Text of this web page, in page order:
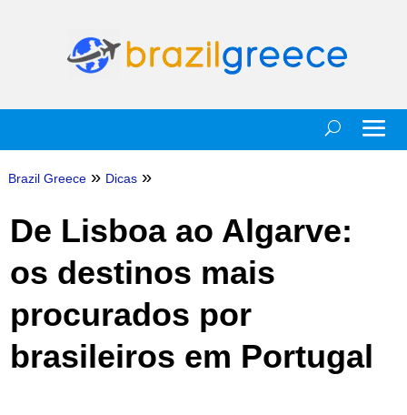
Brazil Greece » Dicas »
De Lisboa ao Algarve:
os destinos mais
procurados por
brasileiros em Portugal